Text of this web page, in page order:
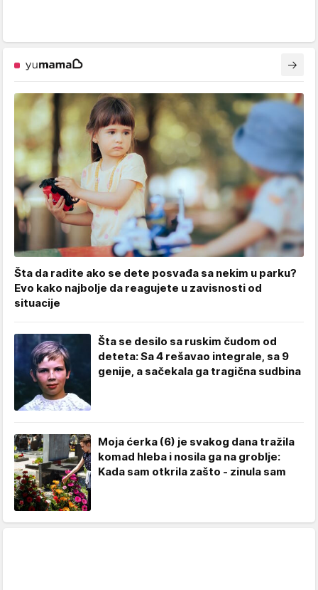
Šta da radite ako se dete posvađa sa nekim u parku?
Evo kako najbolje da reagujete u zavisnosti od
situacije
Šta se desilo sa ruskim čudom od
deteta: Sa 4 rešavao integrale, sa 9
genije, a sačekala ga tragična sudbina
Moja ćerka (6) je svakog dana tražila
komad hleba i nosila ga na groblje:
Kada sam otkrila zašto - zinula sam